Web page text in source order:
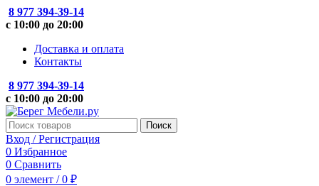
8 977 394-39-14
с 10:00 до 20:00
Доставка и оплата
Контакты
8 977 394-39-14
с 10:00 до 20:00
Поиск
Вход / Регистрация
0 Избранное
0 Сравнить
0 элемент / 0 ₽